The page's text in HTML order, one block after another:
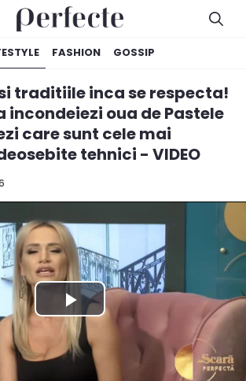
FASHION GOSSIP
traditiile inca se respecta!
incondeiezi oua de Pastele
care sunt cele mai
tehnici - VIDEO